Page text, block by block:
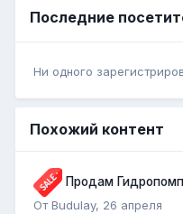
Последние
Ни одного
Похожий контент
Продам
От Budulay, 26 апреля